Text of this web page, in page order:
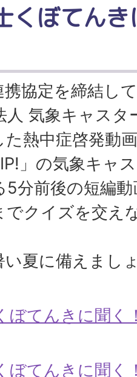
くぼてん
協定を締結し
人 気象キャス
熱中症啓発動
」の気象キャ
5分前後の短編
でクイズを交え
い夏に備えまし
ぼてんきに聞く
ぼてんきに聞く